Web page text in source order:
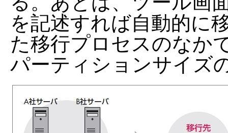
を記述すれば自動的に
た移行プロセスのなか
パーティションサイズ